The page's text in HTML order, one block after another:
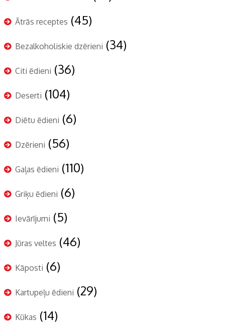
Ātrās receptes (45)
Bezalkoholiskie dzērieni (34)
Citi ēdieni (36)
Deserti (104)
Diētu ēdieni (6)
Dzērieni (56)
Gaļas ēdieni (110)
Griķu ēdieni (6)
Ievārījumi (5)
Jūras veltes (46)
Kāposti (6)
Kartupeļu ēdieni (29)
Kūkas (14)